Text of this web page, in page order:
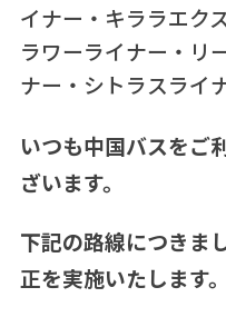
イナー・キララエク
ラワーライナー・リ
ナー・シトラスライナ
いつも中国バスをご
ざいます。
下記の路線につきま
正を実施いたします。